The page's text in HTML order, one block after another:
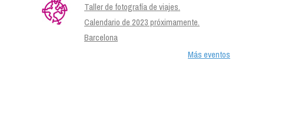
Taller de fotografía de viajes.
Calendario de 2023 próximamente.
Barcelona
Más eventos